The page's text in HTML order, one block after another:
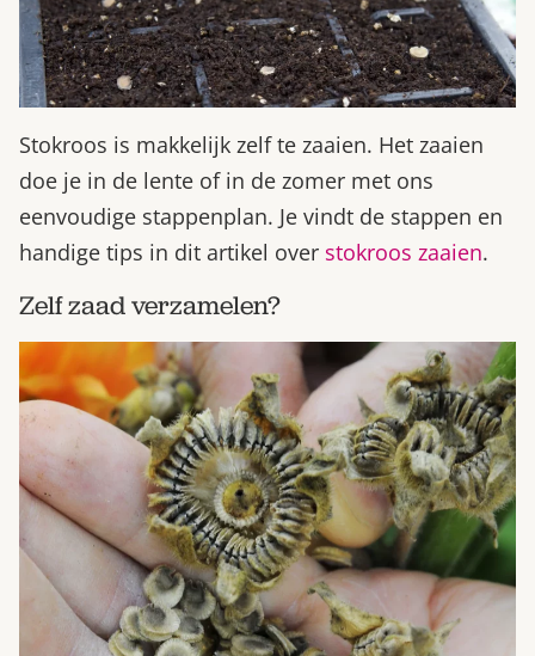
Stokroos is makkelijk zelf te zaaien. Het zaaien
doe je in de lente of in de zomer met ons
eenvoudige stappenplan. Je vindt de stappen en
handige tips in dit artikel over stokroos zaaien.
Zelf zaad verzamelen?